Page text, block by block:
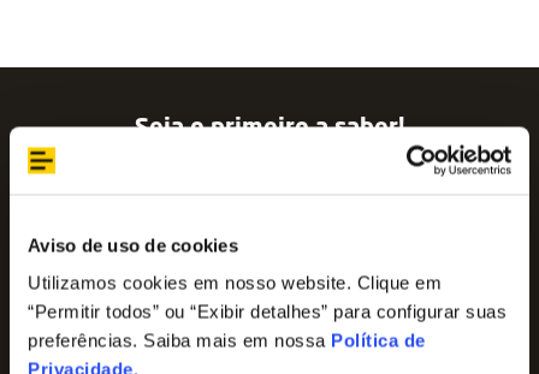
Aviso de uso de cookies
Utilizamos cookies em nosso website. Clique em
“Permitir todos” ou “Exibir detalhes” para configurar suas
preferências. Saiba mais em nossa Política de
Privacidade.
Seja o primeiro a saber!
Assine nossa newsletter para ficar por dentro
das últimas tendências e aproveite promoções
Nome
E-mail